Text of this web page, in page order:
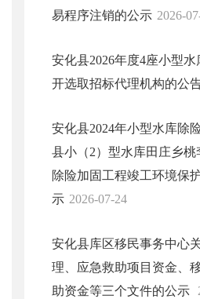
易程序注销的公示 2026-
安化县2026年度4座小型
开选取招标代理机构的公
安化县2024年小型水库除
县小（2）型水库田庄乡桃
除险加固工程竣工环境保
示 2026-07-24
安化县库区移民事务中心
理、应急救助项目资金、
助资金等三个文件的公示